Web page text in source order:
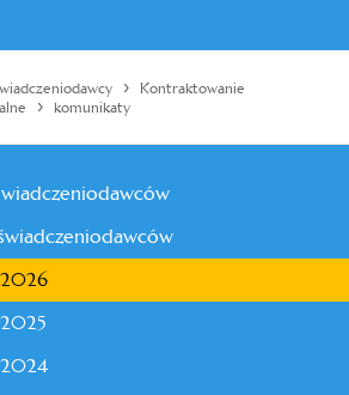
› Kontraktowanie
› komunikaty